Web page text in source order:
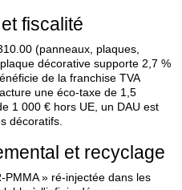
fiscalité
(panneaux, plaques,
décorative supporte 2,7 %
de la franchise TVA
une éco‑taxe de 1,5
1 000 € hors UE, un DAU est
décoratifs.
et recyclage
» ré‑injectée dans les